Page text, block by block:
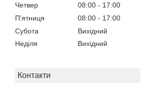
Четвер
08:00
17:00
Пʼятниця
08:00
17:00
Субота
Вихідний
Неділя
Вихідний
Контакти